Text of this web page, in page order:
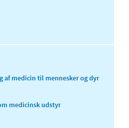
af medicin til mennesker og dyr
medicinsk udstyr